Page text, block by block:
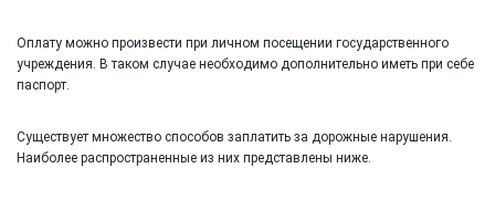
Оплату можно произвести при личном посещении государственного
учреждения. В таком случае необходимо дополнительно иметь при себе
паспорт.
Существует множество способов заплатить за дорожные нарушения.
Наиболее распространенные из них представлены ниже.